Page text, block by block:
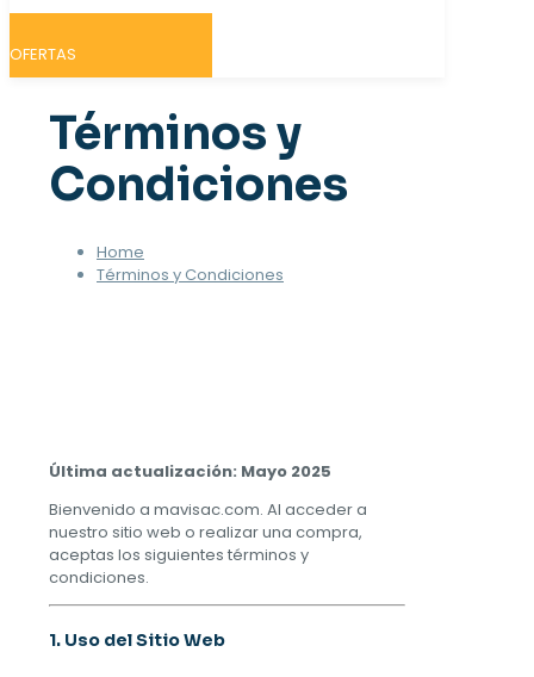
OFERTAS
Términos y
Condiciones
Home
Términos y Condiciones
Última actualización: Mayo 2025
Bienvenido a mavisac.com. Al acceder a
nuestro sitio web o realizar una compra,
aceptas los siguientes términos y
condiciones.
1. Uso del Sitio Web